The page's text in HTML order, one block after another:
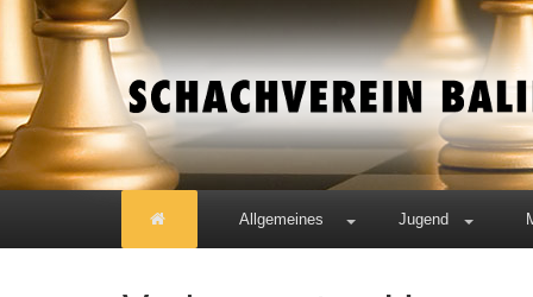
Allgemeines Jugend